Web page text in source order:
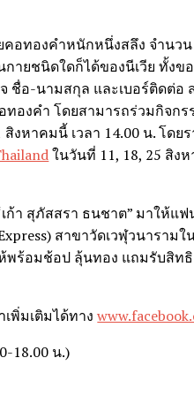
อทองคำหนักหนึ่งสลึง จำนว
ยชนิดใดก็ได้ของนีเวีย ทั้งข
อ-นามสกุล และเบอร์ติดต่อ ส่
องคำ โดยสามารถร่วมกิจก
งหาคมนี้ เวลา 14.00 น. โด
ในวันที่ 11, 18, 25 สิง
ก้า สุภัสสรา ธนชาต” มาให้แ
สาขาวัดเวฬุวนาราม
พร้อมช้อป ลุ้นทอง แถมรับสิท
เพิ่มเติมได้ทาง
18.00 น.)